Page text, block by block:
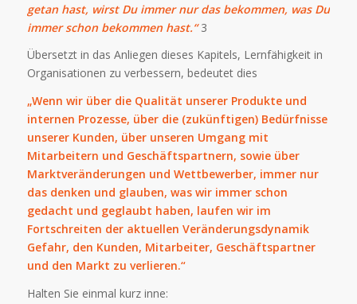
getan hast, wirst Du immer nur das bekommen, was Du
immer schon bekommen hast.“3
Übersetzt in das Anliegen dieses Kapitels, Lernfähigkeit in
Organisationen zu verbessern, bedeutet dies
„Wenn wir über die Qualität unserer Produkte und
internen Prozesse, über die (zukünftigen) Bedürfnisse
unserer Kunden, über unseren Umgang mit
Mitarbeitern und Geschäftspartnern, sowie über
Marktveränderungen und Wettbewerber, immer nur
das denken und glauben, was wir immer schon
gedacht und geglaubt haben, laufen wir im
Fortschreiten der aktuellen Veränderungsdynamik
Gefahr, den Kunden, Mitarbeiter, Geschäftspartner
und den Markt zu verlieren.“
Halten Sie einmal kurz inne: